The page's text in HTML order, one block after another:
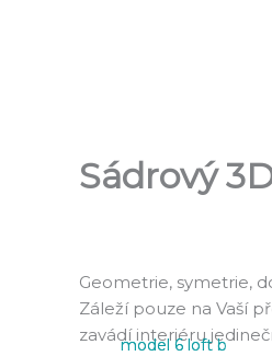
Sádrový
Geometrie, symetrie,
Záleží pouze na Vaší
zavádí interiéru
model 6 loft c
model 6 loft b